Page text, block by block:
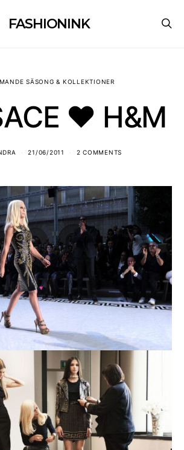
FASHIONINK
SÄSONG & KOLLEKTIONER
♥ H&M
21/06/2011 2 COMMENTS